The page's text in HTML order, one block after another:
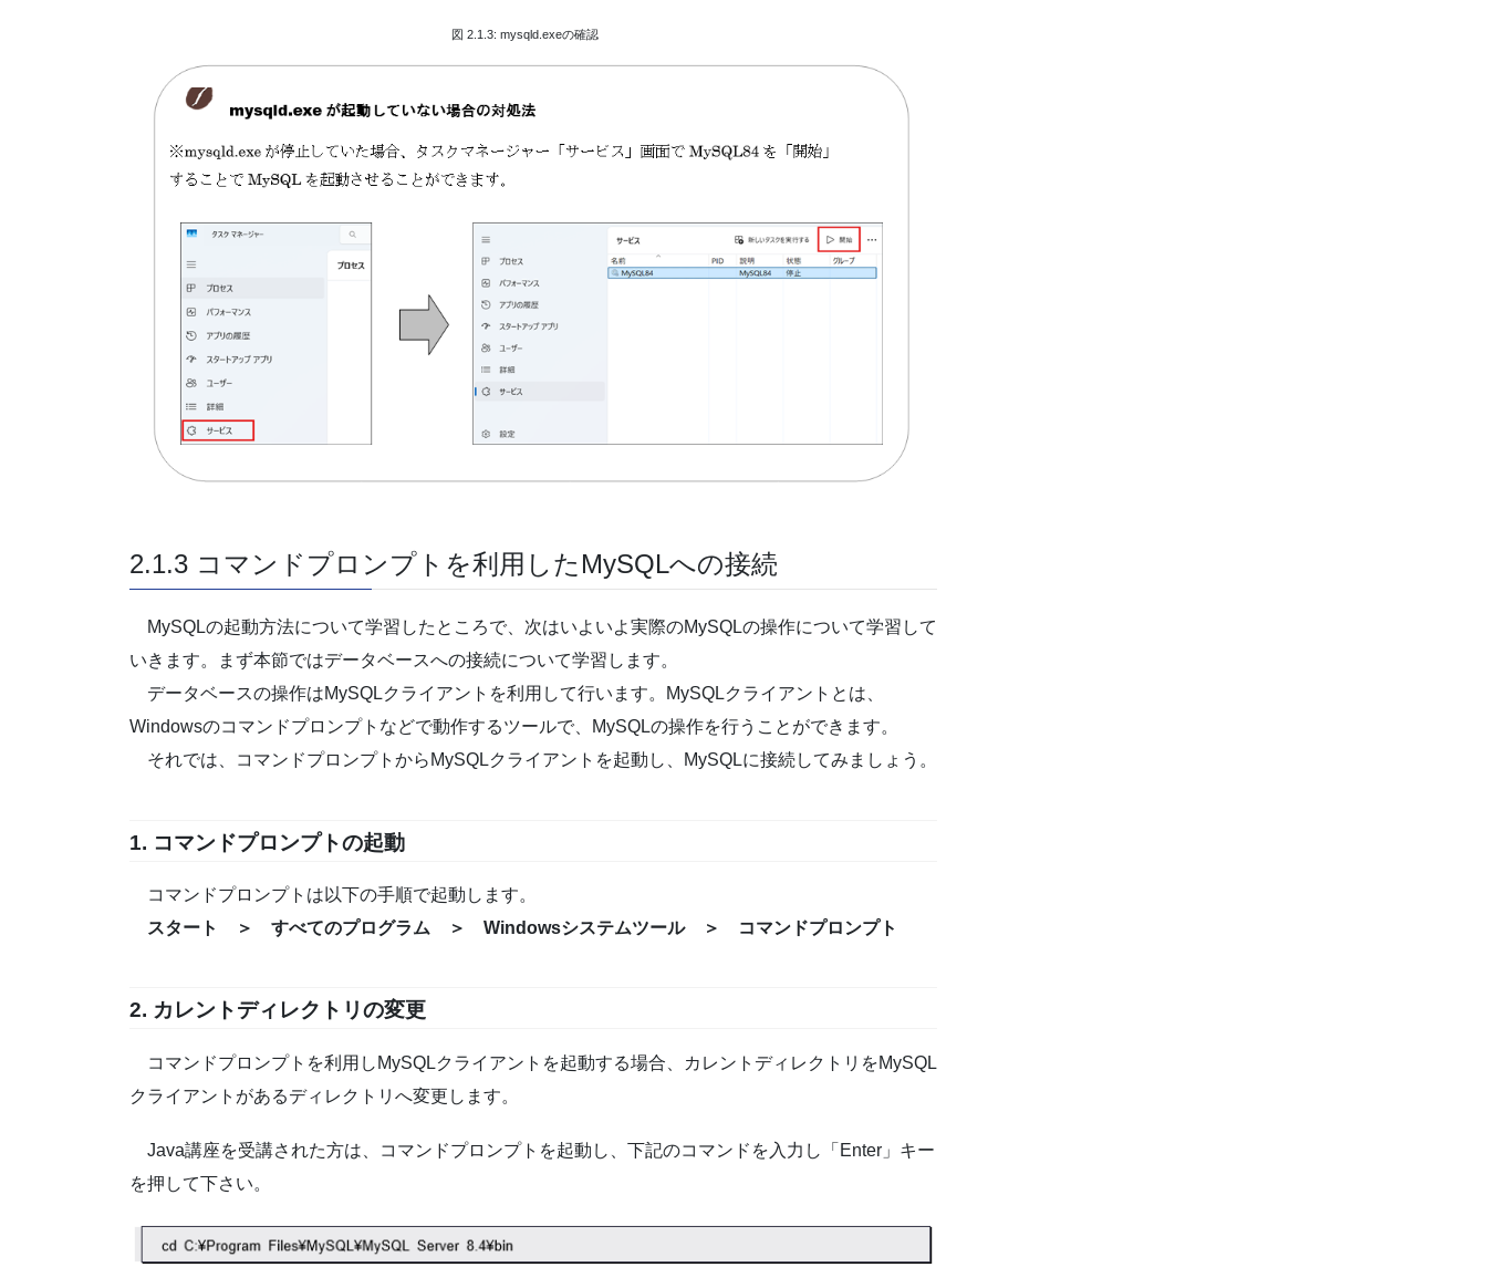
図 2.1.3: mysqld.exeの確認
2.1.3 コマンドプロンプトを利用したMySQLへの接続
MySQLの起動方法について学習したところで、次はいよいよ実際のMySQLの操作について学習して
いきます。まず本節ではデータベースへの接続について学習します。
データベースの操作はMySQLクライアントを利用して行います。MySQLクライアントとは、
Windowsのコマンドプロンプトなどで動作するツールで、MySQLの操作を行うことができます。
それでは、コマンドプロンプトからMySQLクライアントを起動し、MySQLに接続してみましょう。
1. コマンドプロンプトの起動
コマンドプロンプトは以下の手順で起動します。
スタート ＞ すべてのプログラム ＞ Windowsシステムツール ＞ コマンドプロンプト
2. カレントディレクトリの変更
コマンドプロンプトを利用しMySQLクライアントを起動する場合、カレントディレクトリをMySQL
クライアントがあるディレクトリへ変更します。
Java講座を受講された方は、コマンドプロンプトを起動し、下記のコマンドを入力し「Enter」キー
を押して下さい。